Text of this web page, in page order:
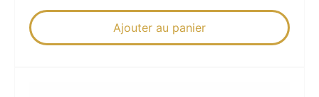
Ajouter au panier